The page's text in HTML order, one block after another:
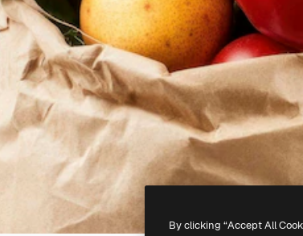
By clicking “Accept All